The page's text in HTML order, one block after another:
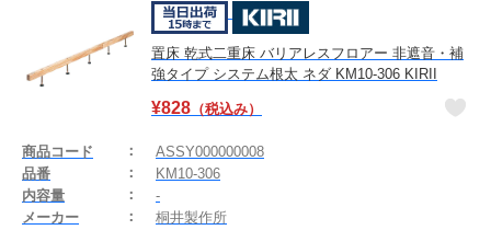
置床 乾式二重床 バリアレスフロアー 非遮音・補
強タイプ システム根太 ネダ KM10-306 KIRII
¥828 （税込み）
商品コード
ASSY000000008
品番
KM10-306
内容量
-
メーカー
桐井製作所